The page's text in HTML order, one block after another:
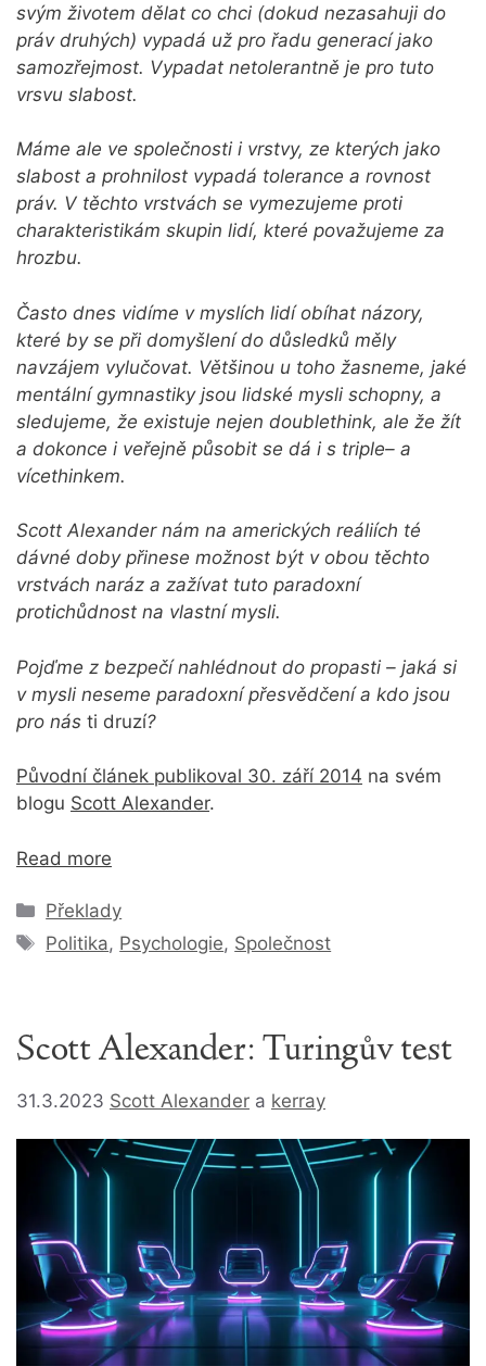
svým životem dělat co chci (dokud nezasahuji do
práv druhých) vypadá už pro řadu generací jako
samozřejmost. Vypadat netolerantně je pro tuto
vrsvu slabost.
Máme ale ve společnosti i vrstvy, ze kterých jako
slabost a prohnilost vypadá tolerance a rovnost
práv. V těchto vrstvách se vymezujeme proti
charakteristikám skupin lidí, které považujeme za
hrozbu.
Často dnes vidíme v myslích lidí obíhat názory,
které by se při domyšlení do důsledků měly
navzájem vylučovat. Většinou u toho žasneme, jaké
mentální gymnastiky jsou lidské mysli schopny, a
sledujeme, že existuje nejen doublethink, ale že žít
a dokonce i veřejně působit se dá i s triple– a
vícethinkem.
Scott Alexander nám na amerických reáliích té
dávné doby přinese možnost být v obou těchto
vrstvách naráz a zažívat tuto paradoxní
protichůdnost na vlastní mysli.
Pojďme z bezpečí nahlédnout do propasti – jaká si
v mysli neseme paradoxní přesvědčení a kdo jsou
pro nás ti druzí?
Původní článek publikoval 30. září 2014 na svém
blogu Scott Alexander.
Read more
Rubriky
Překlady
Štítky
Politika, Psychologie, Společnost
Scott Alexander: Turingův test
31.3.2023 Scott Alexander a kerray